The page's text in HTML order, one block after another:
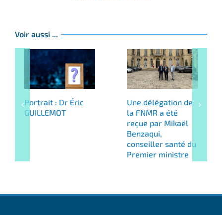
Voir aussi ...
Portrait : Dr Éric
GUILLEMOT
Une délégation de
la FNMR a été
reçue par Mikaël
Benzaqui,
conseiller santé du
Premier ministre